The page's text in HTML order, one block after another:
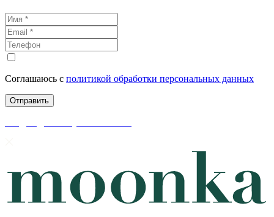
Соглашаюсь с политикой обработки персональных данных